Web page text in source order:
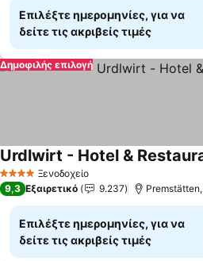
Επιλέξτε ημερομηνίες, για να
δείτε τις ακριβείς τιμές
Δημοφιλής επιλογή
4 ΑστέριαΞενοδοχείο
Urdlwirt - Hotel &
9,3 Εξαιρετικό 9.237
Επιλέξτε ημερομηνίες, για να
δείτε τις ακριβείς τιμές